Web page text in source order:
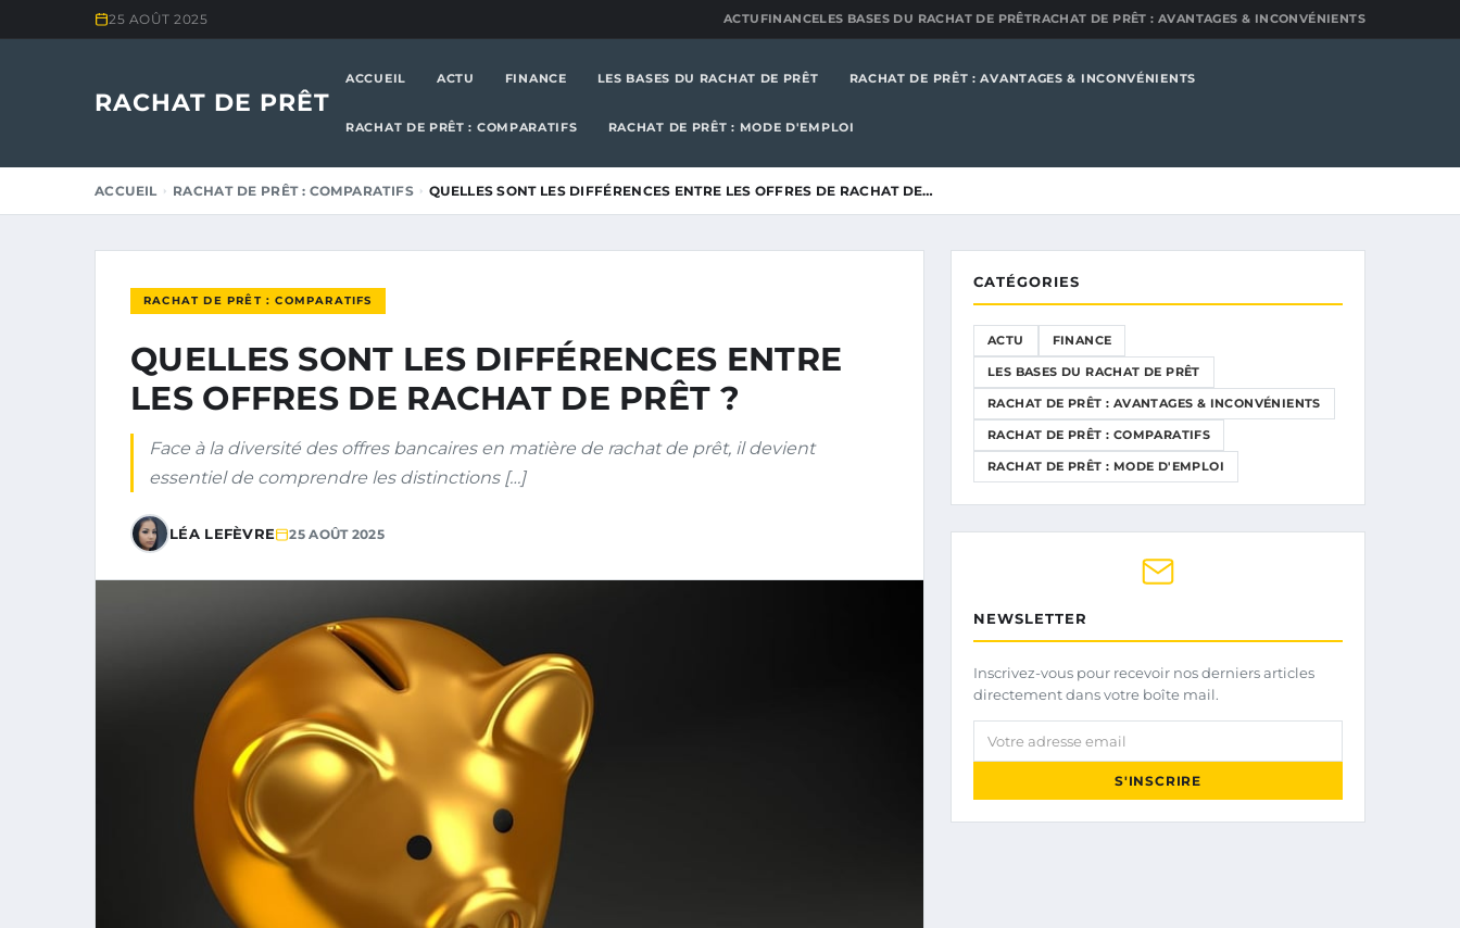
25 AOÛT 2025 ACTU FINANCELES BASES DU RACHAT DE PRÊTRACHAT DE PRÊT : AVANTAGES & INCONVÉNIENTS
RACHAT DE PRÊT
ACCUEIL ACTU FINANCE LES BASES DU RACHAT DE PRÊT RACHAT DE PRÊT : AVANTAGES & INCONVÉNIENTS
RACHAT DE PRÊT : COMPARATIFS RACHAT DE PRÊT : MODE D'EMPLOI
ACCUEIL RACHAT DE PRÊT : COMPARATIFS QUELLES SONT LES DIFFÉRENCES ENTRE LES OFFRES DE RACHAT DE…
RACHAT DE PRÊT : COMPARATIFS
QUELLES SONT LES DIFFÉRENCES ENTRE
LES OFFRES DE RACHAT DE PRÊT ?
Face à la diversité des offres bancaires en matière de rachat de prêt, il devient
essentiel de comprendre les distinctions […]
LÉA LEFÈVRE 25 AOÛT 2025
CATÉGORIES
ACTU FINANCE
LES BASES DU RACHAT DE PRÊT
RACHAT DE PRÊT : AVANTAGES & INCONVÉNIENTS
RACHAT DE PRÊT : COMPARATIFS
RACHAT DE PRÊT : MODE D'EMPLOI
NEWSLETTER
Inscrivez-vous pour recevoir nos derniers articles
directement dans votre boîte mail.
Votre adresse email
S'INSCRIRE